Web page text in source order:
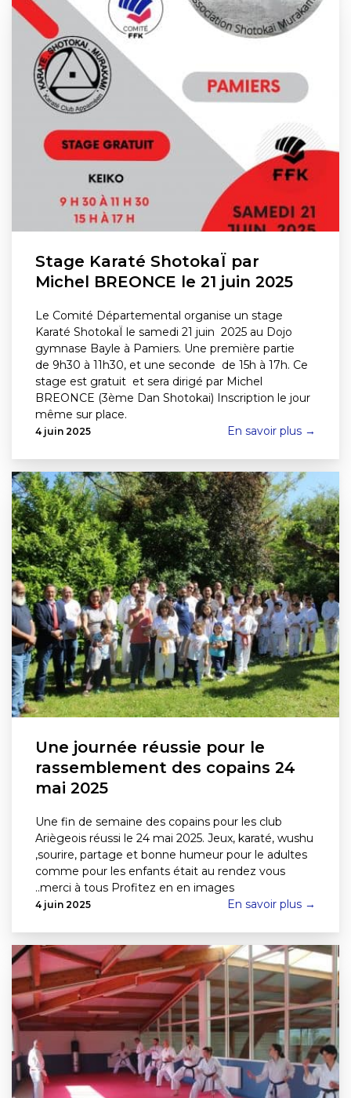
Stage Karaté ShotokaÏ par
Michel BREONCE le 21 juin 2025
Le Comité Départemental organise un stage
Karaté ShotokaÏ le samedi 21 juin 2025 au Dojo
gymnase Bayle à Pamiers. Une première partie
de 9h30 à 11h30, et une seconde de 15h à 17h. Ce
stage est gratuit et sera dirigé par Michel
BREONCE (3ème Dan Shotokai) Inscription le jour
même sur place.
4 juin 2025 En savoir plus →
Une journée réussie pour le
rassemblement des copains 24
mai 2025
Une fin de semaine des copains pour les club
Ariègeois réussi le 24 mai 2025. Jeux, karaté, wushu
,sourire, partage et bonne humeur pour le adultes
comme pour les enfants était au rendez vous
..merci à tous Profitez en en images
4 juin 2025 En savoir plus →